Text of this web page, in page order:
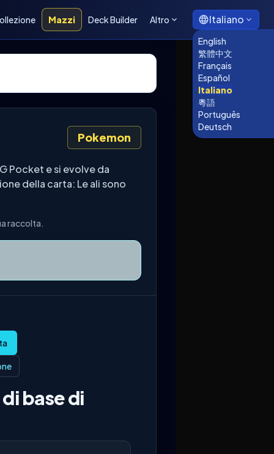
Mazzi Deck Builder Altro Italiano
English
繁體中文
Français
Español
Italiano
粵語
Português
Deutsch
Pokemon
Pocket e si evolve da
della carta: Le ali sono
raccolta.
base di